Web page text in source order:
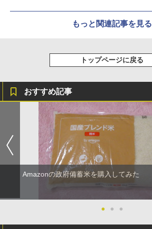
もっと関連記事を見る
トップページに戻る
おすすめ記事
Amazonの政府備蓄米を購入してみた
● ● ●